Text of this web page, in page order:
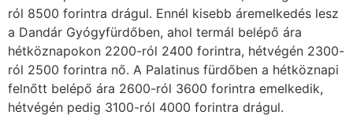
ról 8500 forintra drágul. Ennél kisebb áremelkedés lesz
a Dandár Gyógyfürdőben, ahol termál belépő ára
hétköznapokon 2200-ról 2400 forintra, hétvégén 2300-
ról 2500 forintra nő. A Palatinus fürdőben a hétköznapi
felnőtt belépő ára 2600-ról 3600 forintra emelkedik,
hétvégén pedig 3100-ról 4000 forintra drágul.